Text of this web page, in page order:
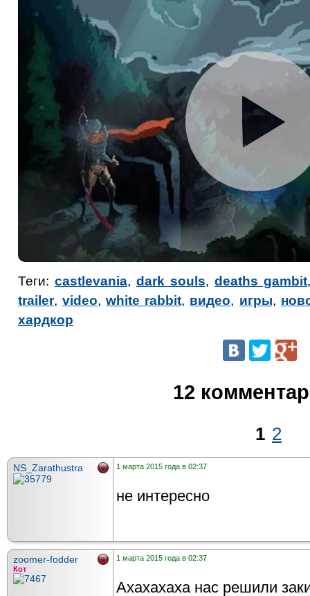
Теги: castlevania, dark souls, deaths gambit
trailer,video,white rabbit, видео, игры,
хардкор
12
1 2
NS_Zarathustra 1 марта 2015 года в 02:37
не интересно
zoomer-fodder
Кот
1 марта 2015 года в 02:37
Ахахахаха нас решили